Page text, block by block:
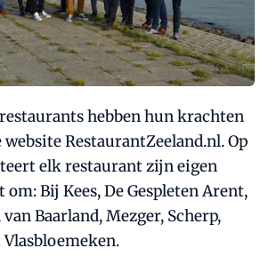
hebben hun krachten
website RestaurantZeeland.nl. Op
elk restaurant zijn eigen
om: Bij Kees, De Gespleten Arent,
Baarland, Mezger, Scherp,